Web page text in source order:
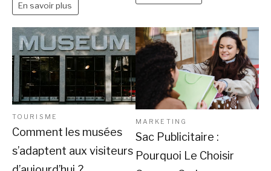
En savoir plus
TOURISME
Comment les musées
s’adaptent aux visiteurs
MARKETING
Sac Publicitaire :
Pourquoi Le Choisir